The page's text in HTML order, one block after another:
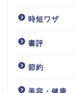
時短ワザ
書評
節約
美容・健康